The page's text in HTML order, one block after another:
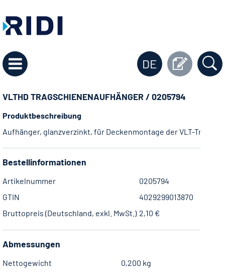
DE
VLTHD TRAGSCHIENENAUFHÄNGER / 0205794
Produktbeschreibung
Aufhänger, glanzverzinkt, für Deckenmontage der VLT-
Bestellinformationen
Artikelnummer
0205794
GTIN
4029299013870
Bruttopreis (Deutschland, exkl. MwSt.) 2,10 €
Abmessungen
Nettogewicht 0,200 kg